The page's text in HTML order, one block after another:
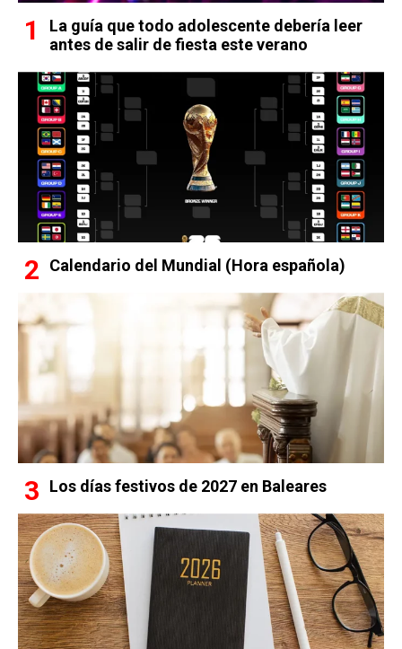
La guía que todo adolescente debería leer
antes de salir de fiesta este verano
Calendario del Mundial (Hora española)
Los días festivos de 2027 en Baleares